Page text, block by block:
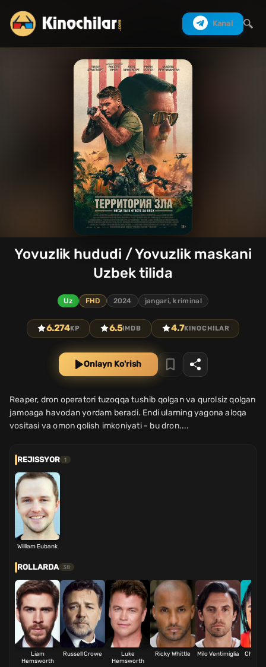
Kanal
Yovuzlik hududi / Yovuzlik maskani
Uzbek tilida
Uz FHD 2024 jangari, kriminal
6.274KP 6.5IMDB 4.7KINOCHILAR
Onlayn Ko'rish
Reaper, dron operatori tuzoqqa tushib qolgan va qurolsiz qolgan
jamoaga havodan yordam beradi. Endi ularning yagona aloqa
vositasi va omon qolish imkoniyati - bu dron....
REJISSYOR 1
William Eubank
ROLLARDA 38
Liam
Hemsworth
Russell Crowe
Luke
Hemsworth
Ricky Whittle Milo Ventimiglia Chika